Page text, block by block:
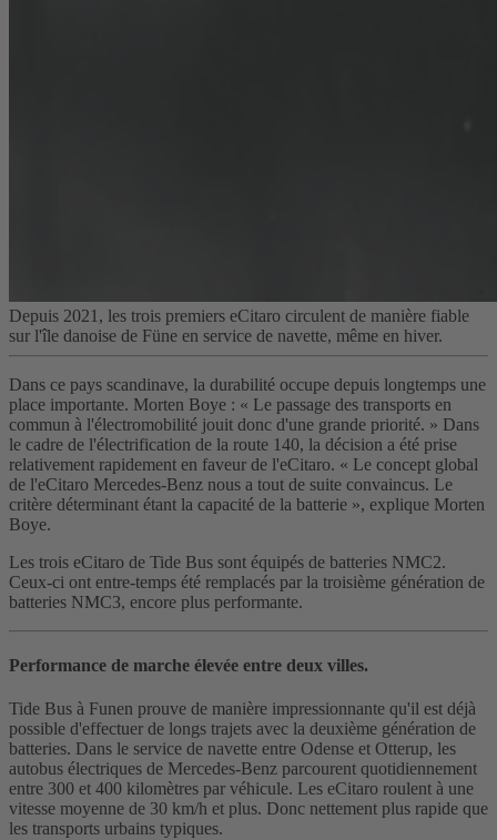
Depuis 2021, les trois premiers eCitaro circulent de manière fiable
sur l'île danoise de Füne en service de navette, même en hiver.
Dans ce pays scandinave, la durabilité occupe depuis longtemps une
place importante. Morten Boye : « Le passage des transports en
commun à l'électromobilité jouit donc d'une grande priorité. » Dans
le cadre de l'électrification de la route 140, la décision a été prise
relativement rapidement en faveur de l'eCitaro. « Le concept global
de l'eCitaro Mercedes-Benz nous a tout de suite convaincus. Le
critère déterminant étant la capacité de la batterie », explique Morten
Boye.
Les trois eCitaro de Tide Bus sont équipés de batteries NMC2.
Ceux-ci ont entre-temps été remplacés par la troisième génération de
batteries NMC3, encore plus performante.
Performance de marche élevée entre deux villes.
Tide Bus à Funen prouve de manière impressionnante qu'il est déjà
possible d'effectuer de longs trajets avec la deuxième génération de
batteries. Dans le service de navette entre Odense et Otterup, les
autobus électriques de Mercedes-Benz parcourent quotidiennement
entre 300 et 400 kilomètres par véhicule. Les eCitaro roulent à une
vitesse moyenne de 30 km/h et plus. Donc nettement plus rapide que
les transports urbains typiques.